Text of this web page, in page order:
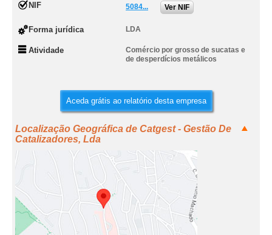
NIF 5084... Ver NIF
Forma jurídica LDA
Atividade
Comércio por grosso de sucatas e
de desperdícios metálicos
Aceda grátis ao relatório desta empresa
Localização Geográfica de Catgest - Gestão De
Catalizadores, Lda